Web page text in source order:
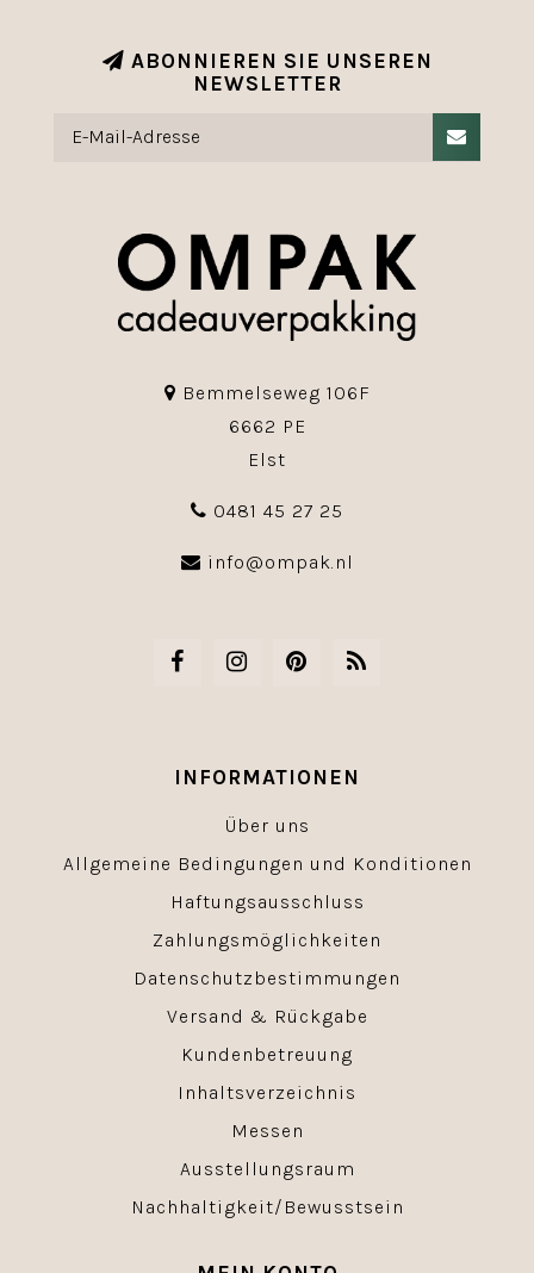
ABONNIEREN SIE UNSEREN
NEWSLETTER
Bemmelseweg 106F
6662 PE
Elst
0481 45 27 25
info@ompak.nl
INFORMATIONEN
Über uns
Allgemeine Bedingungen und Konditionen
Haftungsausschluss
Zahlungsmöglichkeiten
Datenschutzbestimmungen
Versand & Rückgabe
Kundenbetreuung
Inhaltsverzeichnis
Messen
Ausstellungsraum
Nachhaltigkeit/Bewusstsein